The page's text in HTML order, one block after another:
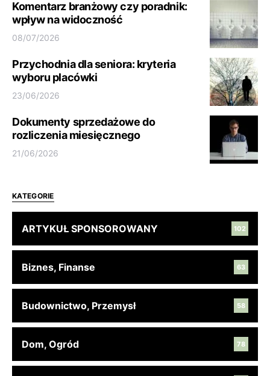
Komentarz branżowy czy poradnik:
wpływ na widoczność
08/07/2026
Przychodnia dla seniora: kryteria
wyboru placówki
23/06/2026
Dokumenty sprzedażowe do
rozliczenia miesięcznego
21/06/2026
KATEGORIE
ARTYKUŁ SPONSOROWANY 102
Biznes, Finanse 63
Budownictwo, Przemysł 58
Dom, Ogród 78